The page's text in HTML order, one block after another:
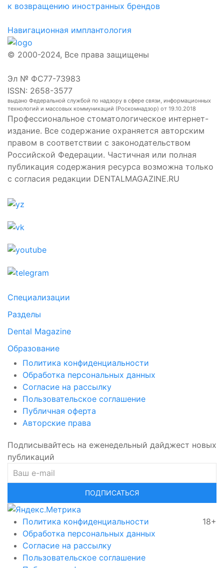
к возвращению иностранных брендов
Навигационная имплантология
© 2000-2024, Все права защищены
Эл № ФС77-73983
ISSN: 2658-3577
выдано Федеральной службой по надзору в сфере связи, информационных
технологий и массовых коммуникаций (Роскомнадзор) от 19.10.2018
Профессиональное стоматологическое интернет-
издание. Все содержание охраняется авторским
правом в соответствии с законодательством
Российской Федерации. Частичная или полная
публикация содержания ресурса возможна только
с согласия редакции DENTALMAGAZINE.RU
Специализации
Разделы
Dental Magazine
Образование
Политика конфиденциальности
Обработка персональных данных
Согласие на рассылку
Пользовательское соглашение
Публичная оферта
Авторские права
Подписывайтесь на еженедельный дайджест новых
публикаций
ПОДПИСАТЬСЯ
Политика конфиденциальности
Обработка персональных данных
Согласие на рассылку
Пользовательское соглашение
18+